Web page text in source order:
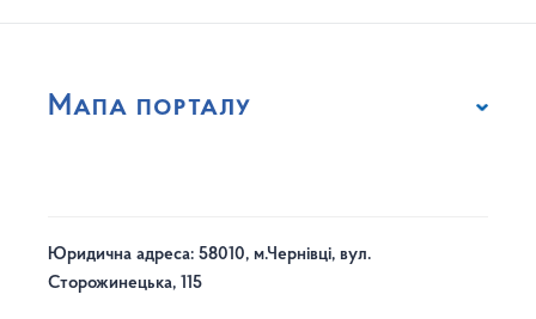
Мапа порталу
Юридична адреса: 58010, м.Чернівці, вул.
Сторожинецька, 115